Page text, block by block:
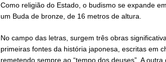
Como religião do Estado, o budismo se expande
um Buda de bronze, de 16 metros de altura.
No campo das letras, surgem três obras
primeiras fontes da história japonesa, escritas em
remetendo sempre ao “tempo dos deuses”. A